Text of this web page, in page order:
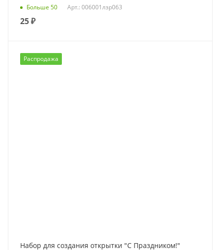
Больше 50 Арт.: 006001лзр063
25₽
Распродажа
Набор для создания открытки "С Праздником!"